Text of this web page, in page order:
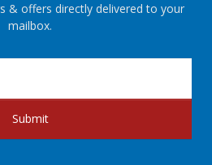
& offers directly delivered to your
mailbox.
Submit